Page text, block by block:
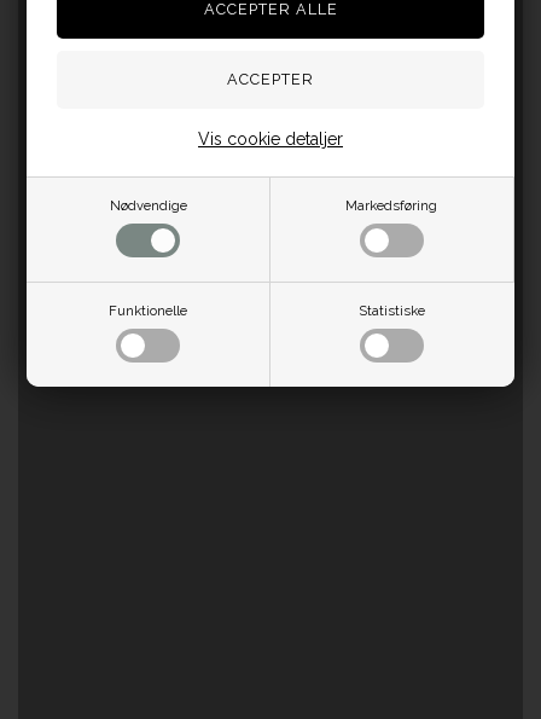
Nødvendige Markedsføring
Funktionelle Statistiske
Vis cookie detaljer